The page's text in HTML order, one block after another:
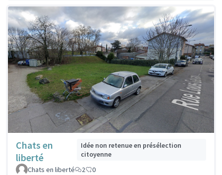
Chats en
liberté
Idée non retenue en présélection
citoyenne
Chats en liberté
2 0